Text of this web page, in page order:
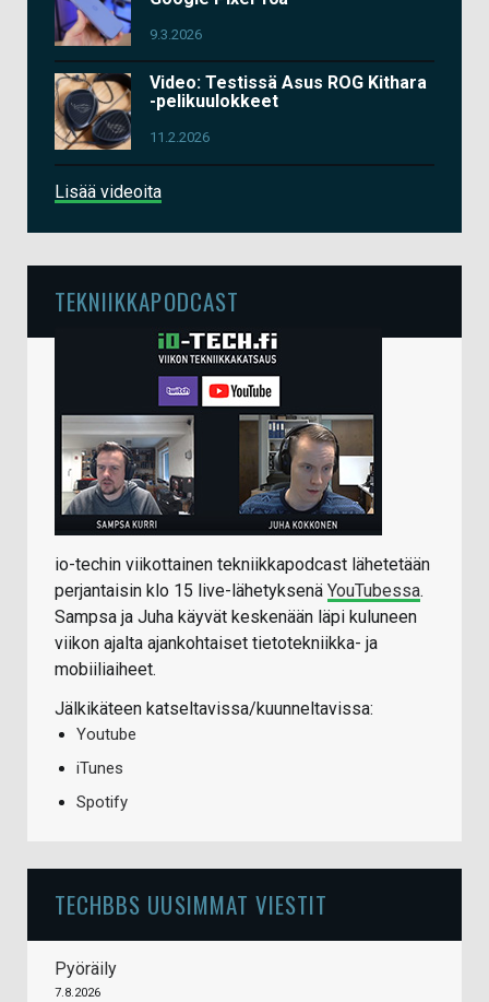
9.3.2026
Video: Testissä Asus ROG Kithara
-pelikuulokkeet
11.2.2026
Lisää videoita
TEKNIIKKAPODCAST
io-techin viikottainen tekniikkapodcast lähetetään
perjantaisin klo 15 live-lähetyksenä YouTubessa.
Sampsa ja Juha käyvät keskenään läpi kuluneen
viikon ajalta ajankohtaiset tietotekniikka- ja
mobiiliaiheet.
Jälkikäteen katseltavissa/kuunneltavissa:
Youtube
iTunes
Spotify
TECHBBS UUSIMMAT VIESTIT
Pyöräily
7.8.2026